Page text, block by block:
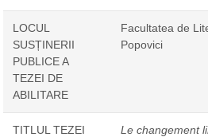
LOCUL
SUSȚINERII
PUBLICE A
TEZEI DE
ABILITARE
Facultatea de
Popovici
TITLUL TEZEI
Le changement